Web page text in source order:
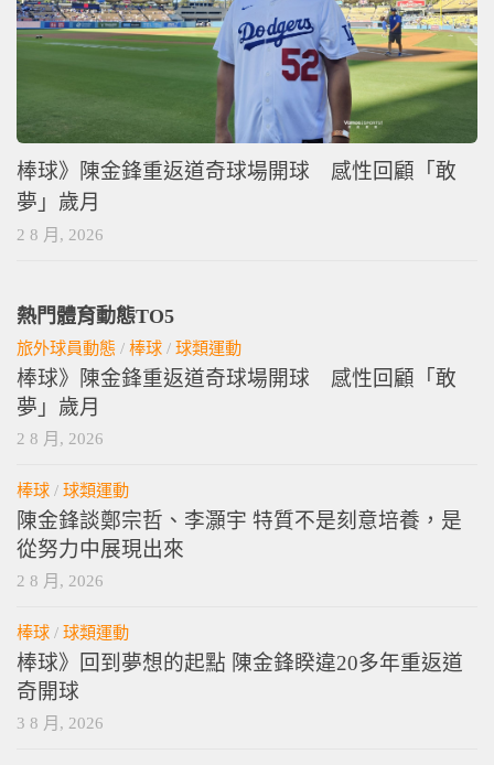
棒球》陳金鋒重返道奇球場開球 感性回顧「敢
夢」歲月
2 8 月, 2026
熱門體育動態TO5
旅外球員動態 / 棒球 / 球類運動
棒球》陳金鋒重返道奇球場開球 感性回顧「敢
夢」歲月
2 8 月, 2026
棒球 / 球類運動
陳金鋒談鄭宗哲、李灝宇 特質不是刻意培養，是
從努力中展現出來
2 8 月, 2026
棒球 / 球類運動
棒球》回到夢想的起點 陳金鋒睽違20多年重返道
奇開球
3 8 月, 2026